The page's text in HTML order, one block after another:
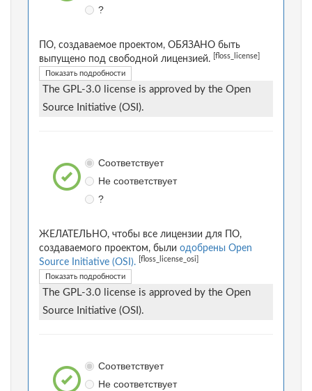
?
ПО, создаваемое проектом, ОБЯЗАНО быть
выпущено под свободной лицензией.
[floss_license]
Показать подробности
The GPL-3.0 license is approved by the Open
Source Initiative (OSI).
Соответствует
Не соответствует
?
ЖЕЛАТЕЛЬНО, чтобы все лицензии для ПО,
создаваемого проектом, были одобрены Open
Source Initiative (OSI).
[floss_license_osi]
Показать подробности
The GPL-3.0 license is approved by the Open
Source Initiative (OSI).
Соответствует
Не соответствует